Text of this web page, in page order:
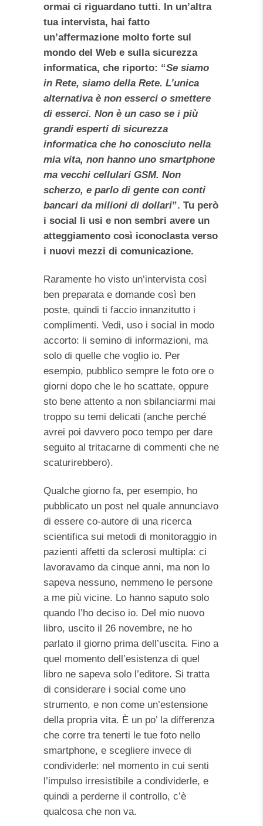
ormai ci riguardano tutti. In un’altra
tua intervista, hai fatto
un’affermazione molto forte sul
mondo del Web e sulla sicurezza
informatica, che riporto: “Se siamo
in Rete, siamo della Rete. L’unica
alternativa è non esserci o smettere
di esserci. Non è un caso se i più
grandi esperti di sicurezza
informatica che ho conosciuto nella
mia vita, non hanno uno smartphone
ma vecchi cellulari GSM. Non
scherzo, e parlo di gente con conti
bancari da milioni di dollari”. Tu però
i social li usi e non sembri avere un
atteggiamento così iconoclasta verso
i nuovi mezzi di comunicazione.
Raramente ho visto un’intervista così
ben preparata e domande così ben
poste, quindi ti faccio innanzitutto i
complimenti. Vedi, uso i social in modo
accorto: li semino di informazioni, ma
solo di quelle che voglio io. Per
esempio, pubblico sempre le foto ore o
giorni dopo che le ho scattate, oppure
sto bene attento a non sbilanciarmi mai
troppo su temi delicati (anche perché
avrei poi davvero poco tempo per dare
seguito al tritacarne di commenti che ne
scaturirebbero).
Qualche giorno fa, per esempio, ho
pubblicato un post nel quale annunciavo
di essere co-autore di una ricerca
scientifica sui metodi di monitoraggio in
pazienti affetti da sclerosi multipla: ci
lavoravamo da cinque anni, ma non lo
sapeva nessuno, nemmeno le persone
a me più vicine. Lo hanno saputo solo
quando l’ho deciso io. Del mio nuovo
libro, uscito il 26 novembre, ne ho
parlato il giorno prima dell’uscita. Fino a
quel momento dell’esistenza di quel
libro ne sapeva solo l’editore. Si tratta
di considerare i social come uno
strumento, e non come un’estensione
della propria vita. È un po’ la differenza
che corre tra tenerti le tue foto nello
smartphone, e scegliere invece di
condividerle: nel momento in cui senti
l’impulso irresistibile a condividerle, e
quindi a perderne il controllo, c’è
qualcosa che non va.